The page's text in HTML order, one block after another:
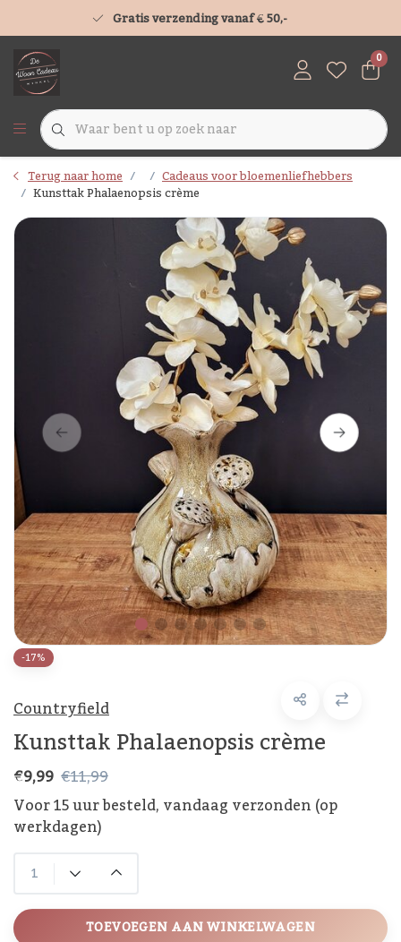
Gratis verzending vanaf € 50,-
0
Terug naar home Cadeaus voor bloemenliefhebbers
Kunsttak Phalaenopsis crème
-17%
Countryfield
Kunsttak Phalaenopsis crème
€9,99 €11,99
Voor 15 uur besteld, vandaag verzonden (op
werkdagen)
TOEVOEGEN AAN WINKELWAGEN